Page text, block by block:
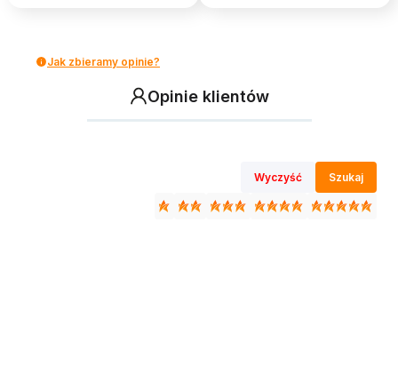
Jak zbieramy opinie?
Opinie klientów
Wyczyść Szukaj